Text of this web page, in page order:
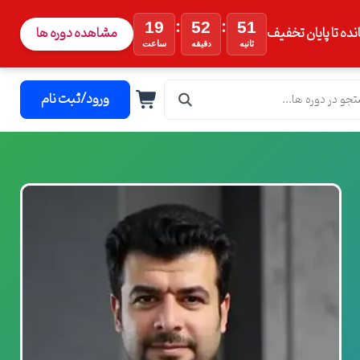
تا پایان تخفیف 19
ساعت
: 52
دقیقه
: 50
ثانیه مشاهده دوره ها
ورود/ثبت نام